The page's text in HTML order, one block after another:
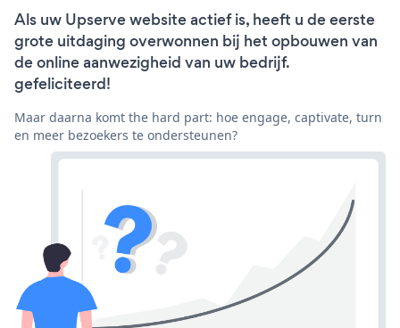
Als uw Upserve website actief is, heeft u de eerste
grote uitdaging overwonnen bij het opbouwen van
de online aanwezigheid van uw bedrijf.
gefeliciteerd!
Maar daarna komt the hard part: hoe engage, captivate, turn
en meer bezoekers te ondersteunen?